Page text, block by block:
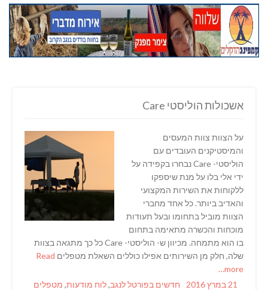
אשכולות הוליסטי Care
על הצוות צוות המעסים
והמיסטיקנים העובדים עם
הוליסטי- Care נבחרו בקפידה על
ידי אלי בלו על מנת שיספקו
ללקוחות את השירות המקצועי
והאדיב ביותר. כל אחד מחברי
הצוות מוביל בתחומו ובעל תעודות
מוכחות והכשרה מתאימה בתחום
בו הוא מתמחה. מכיוון ש- הוליסטי- Care כל כך מתגאה בצוות
שלה, חלק מן השירותים אפילו כוללים השאלת מטפלים Read
more…
Posted
21 במרץ 2016 Categories
חדשים בפורטל לנגב,לוח מודעות, מטפלים